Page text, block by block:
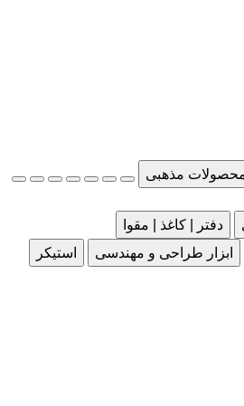
مذهبی
دفتر | کاغذ | مقوا
ابزار طراحی و مهندسی
استیکر